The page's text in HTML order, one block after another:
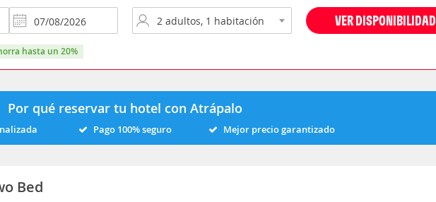
VER DISPONIBILIDAD
hasta un 20%
Por qué reservar tu hotel con Atrápalo
Pago 100% seguro Mejor precio garantizado
Bed